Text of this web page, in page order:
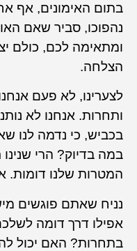
בתום האימונים, אף
נהפוכו, סביר שאם
ומתאימה לכם, כולם
הצלחה.
לצערינו, לא פעם
ותחרות. אנחנו לא
בכביש, כי נדמה לנו
במה בדיוק? הרי שנינו
המטרות שלנו דומות.
נניח שאתם פוגשים
אפילו דרך דומה
בתחרות? האם יכול